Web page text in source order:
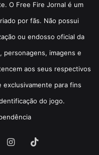
O Free Fire Jornal é um
por fãs. Não possui
ou endosso oficial da
personagens, imagens e
aos seus respectivos
para fins
do jogo.
Instagram